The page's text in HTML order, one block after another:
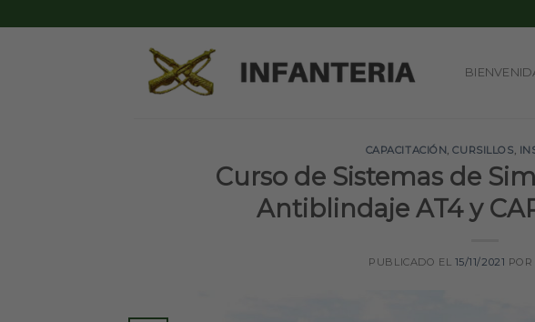
to
CAPACITACIÓN,CURSILLOS,
Curso de Sistemas de
Antiblindaje AT4 y
PUBLICADO EL 15/11/2021 POR